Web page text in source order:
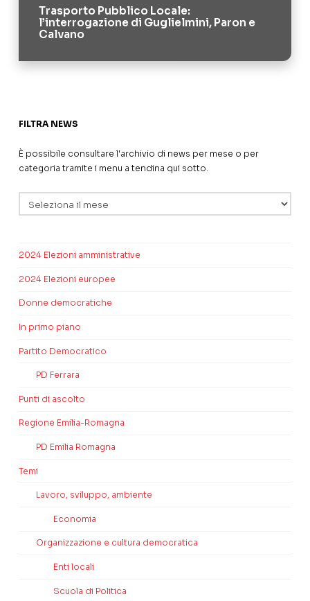
Trasporto Pubblico Locale:
l’interrogazione di Guglielmini, Paron e
Calvano
FILTRA NEWS
È possibile consultare l'archivio di news per mese o per
categoria tramite i menu a tendina qui sotto.
2024 Elezioni amministrative
2024 Elezioni europee
Donne democratiche
In primo piano
Partito Democratico
PD Ferrara
Punti di ascolto
Regione Emilia-Romagna
PD Emilia Romagna
Temi
Lavoro, sviluppo, ambiente
Economia
Organizzazione e cultura democratica
Enti locali
Scuola di Politica